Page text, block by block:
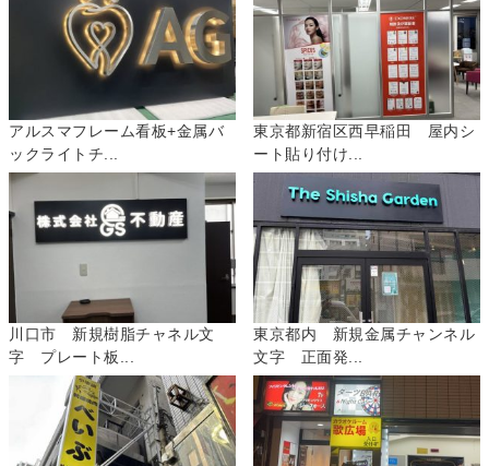
アルスマフレーム看板+金属バ
ックライトチ...
東京都新宿区西早稲田 屋内シ
ート貼り付け...
川口市 新規樹脂チャネル文
字 プレート板...
東京都内 新規金属チャンネル
文字 正面発...